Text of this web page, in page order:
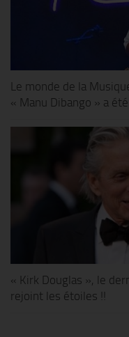
Le monde de la
« Manu Dibango » a
« Kirk Douglas », le
rejoint les étoiles !!